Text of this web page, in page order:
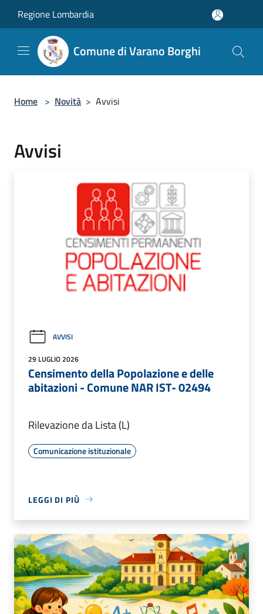
Regione Lombardia
Comune di Varano Borghi
Home > Novità > Avvisi
Avvisi
AVVISI
29 LUGLIO 2026
Censimento della Popolazione e delle
abitazioni - Comune NAR IST- 02494
Rilevazione da Lista (L)
Comunicazione istituzionale
LEGGI DI PIÙ